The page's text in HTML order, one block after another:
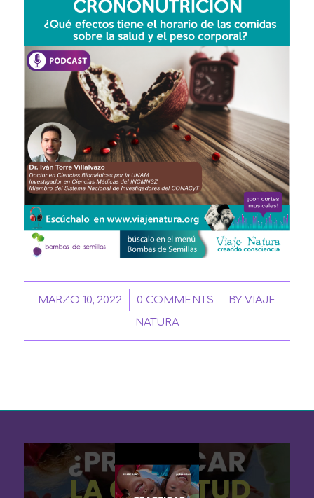
MARZO 10, 2022
/ 0 COMMENTS
/ BY VIAJE
NATURA